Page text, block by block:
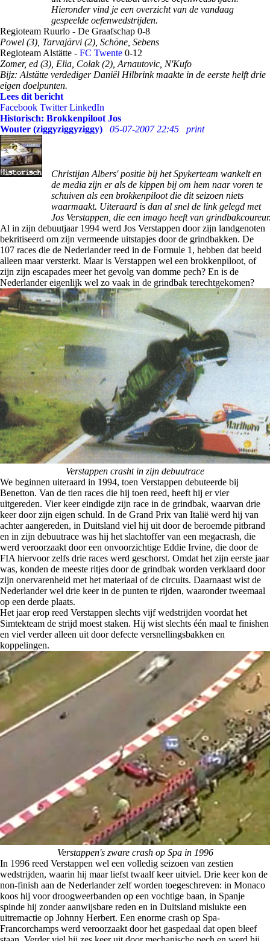
Hieronder vind je een overzicht van de vandaag
gespeelde oefenwedstrijden.
Regioteam Ruurlo - De Graafschap 0-8
Powel (3), Tarvajärvi (2), Schöne, Sebens
Regioteam Alstätte - FC Twente 0-12
Zomer, ed (3), Elia, Colak (2), Arnautovic, N'Kufo
Bijz: Alstätte verdediger Daniël Hilbrink maakte in de eerste helft drie
eigen doelpunten.
Lees dit bericht
Facebook Twitter LinkedIn
Historisch: Brokkenpiloot Jos
Wouter (ziggyziggyziggy)
05-07-2007 22:45 print
Christijan Albers' positie bij het Spykerteam wankelt en
de media zijn er als de kippen bij om hem naar voren te
schuiven als een brokkenpiloot die dit seizoen niets
waarmaakt. Uiteraard is dan al snel de link gelegd met
Jos Verstappen, die een imago heeft van
Al in zijn debuutjaar 1994 werd Jos Verstappen door zijn landgenoten
bekritiseerd om zijn vermeende uitstapjes door de grindbakken. De
107 races die de Nederlander reed in de Formule 1, hebben dat beeld
alleen maar versterkt. Maar is Verstappen wel een brokkenpiloot, of
zijn zijn escapades meer het gevolg van domme pech? En is de
Nederlander eigenlijk wel zo vaak in de grindbak terechtgekomen?
Verstappen crasht in zijn debuutrace
We beginnen uiteraard in 1994, toen Verstappen debuteerde bij
Benetton. Van de tien races die hij toen reed, heeft hij er vier
uitgereden. Vier keer eindigde zijn race in de grindbak, waarvan drie
keer door zijn eigen schuld. In de Grand Prix van Italië werd hij van
achter aangereden, in Duitsland viel hij uit door de beroemde pitbrand
en in zijn debuutrace was hij het slachtoffer van een megacrash, die
werd veroorzaakt door een onvoorzichtige Eddie Irvine, die door de
FIA hiervoor zelfs drie races werd geschorst. Omdat het zijn eerste jaar
was, konden de meeste ritjes door de grindbak worden verklaard door
zijn onervarenheid met het materiaal of de circuits. Daarnaast wist de
Nederlander wel drie keer in de punten te rijden, waaronder tweemaal
op een derde plaats.
Het jaar erop reed Verstappen slechts vijf wedstrijden voordat het
Simtekteam de strijd moest staken. Hij wist slechts één maal te finishen
en viel verder alleen uit door defecte versnellingsbakken en
koppelingen.
Verstappen's zware crash op Spa in 1996
In 1996 reed Verstappen wel een volledig seizoen van zestien
wedstrijden, waarin hij maar liefst twaalf keer uitviel. Drie keer kon de
non-finish aan de Nederlander zelf worden toegeschreven: in Monaco
koos hij voor droogweerbanden op een vochtige baan, in Spanje
spinde hij zonder aanwijsbare reden en in Duitsland mislukte een
uitremactie op Johnny Herbert. Een enorme crash op Spa-
Francorchamps werd veroorzaakt door het gaspedaal dat open bleef